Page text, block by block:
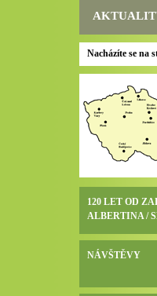
Nacházíte se na
120 LET OD
ALBERTINA /
NÁVŠTĚVY